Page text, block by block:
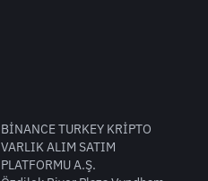
BİNANCE TURKEY KRİPTO
VARLIK ALIM SATIM
PLATFORMU A.Ş.